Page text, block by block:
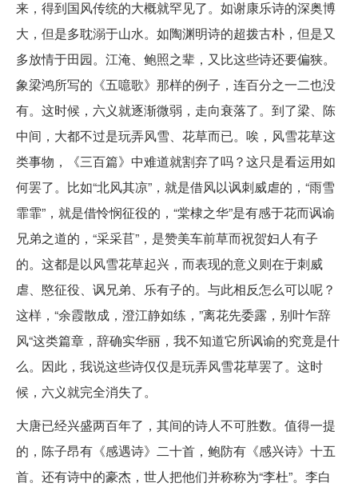
来，得到国风传统的大概就罕见了。如谢康乐诗的深奥博
大，但是多耽溺于山水。如陶渊明诗的超拨古朴，但是又
多放情于田园。江淹、鲍照之辈，又比这些诗还要偏狭。
象梁鸿所写的《五噫歌》那样的例子，连百分之一二也没
有。这时候，六义就逐渐微弱，走向衰落了。到了梁、陈
中间，大都不过是玩弄风雪、花草而已。唉，风雪花草这
类事物，《三百篇》中难道就割弃了吗？这只是看运用如
何罢了。比如“北风其凉”，就是借风以讽刺威虐的，“雨雪
霏霏”，就是借怜悯征役的，“棠棣之华”是有感于花而讽谕
兄弟之道的，“采采苢”，是赞美车前草而祝贺妇人有子
的。这都是以风雪花草起兴，而表现的意义则在于刺威
虐、愍征役、讽兄弟、乐有子的。与此相反怎么可以呢？
这样，“余霞散成，澄江静如练，”离花先委露，别叶乍辞
风“这类篇章，辞确实华丽，我不知道它所讽谕的究竟是什
么。因此，我说这些诗仅仅是玩弄风雪花草罢了。这时
候，六义就完全消失了。
大唐已经兴盛两百年了，其间的诗人不可胜数。值得一提
的，陈子昂有《感遇诗》二十首，鲍防有《感兴诗》十五
首。还有诗中的豪杰，世人把他们并称称为“李杜”。李白